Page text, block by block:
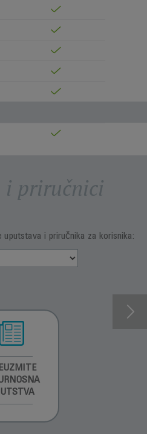
i priručnici
uputstava i priručnika za korisnika: